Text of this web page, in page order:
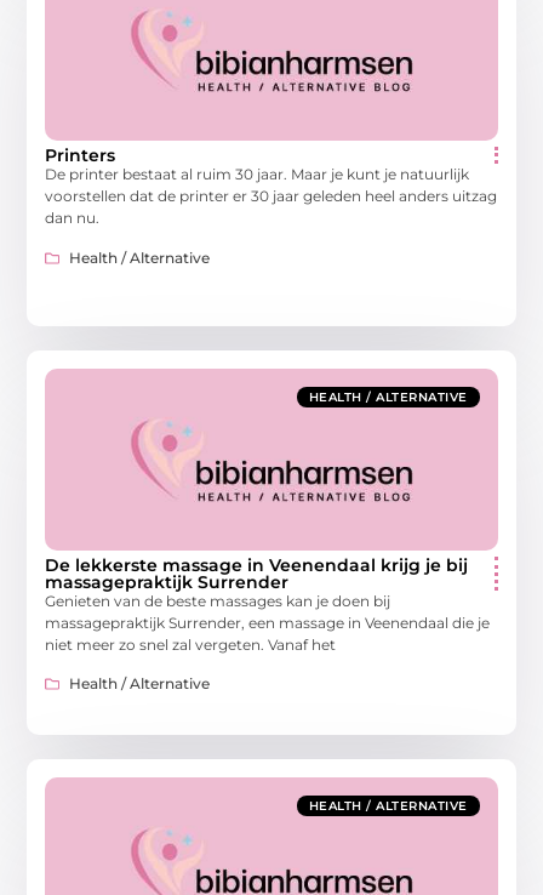
Printers
De printer bestaat al ruim 30 jaar. Maar je kunt je natuurlijk
voorstellen dat de printer er 30 jaar geleden heel anders uitzag
dan nu.
Health / Alternative
HEALTH / ALTERNATIVE
De lekkerste massage in Veenendaal krijg je bij
massagepraktijk Surrender
Genieten van de beste massages kan je doen bij
massagepraktijk Surrender, een massage in Veenendaal die je
niet meer zo snel zal vergeten. Vanaf het
Health / Alternative
HEALTH / ALTERNATIVE